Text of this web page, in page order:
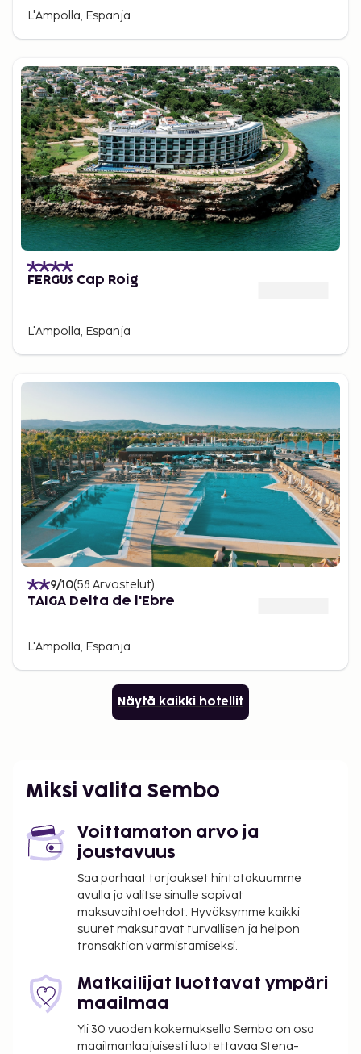
L'Ampolla, Espanja
FERGUS Cap Roig
L'Ampolla, Espanja
9/10(58 Arvostelut)
TAIGA Delta de l'Ebre
L'Ampolla, Espanja
Näytä kaikki hotellit
Miksi valita Sembo
Voittamaton arvo ja
joustavuus
Saa parhaat tarjoukset hintatakuumme
avulla ja valitse sinulle sopivat
maksuvaihtoehdot. Hyväksymme kaikki
suuret maksutavat turvallisen ja helpon
transaktion varmistamiseksi.
Matkailijat luottavat ympäri
maailmaa
Yli 30 vuoden kokemuksella Sembo on osa
maailmanlaajuisesti luotettavaa Stena-